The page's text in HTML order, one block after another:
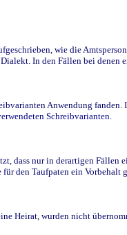
wie die
In den Fällen bei
Anwendung
Schreibvarianten.
dass nur in derartigen
den Taufpaten ein Vorbehalt
Heirat, wurden nicht